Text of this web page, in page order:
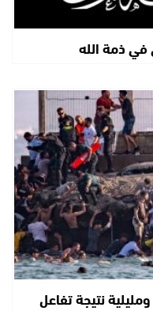
في ذمة الله
نتيجة تفاعل